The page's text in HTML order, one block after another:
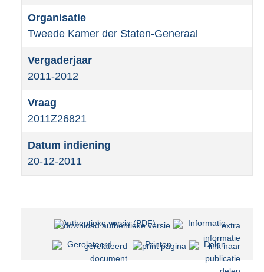
Tweede Kamer der Staten-Generaal
2011-2012
2011Z26821
20-12-2011
Authentieke versie (PDF)b
s
Informatie
Gerelateerd Printen Delen